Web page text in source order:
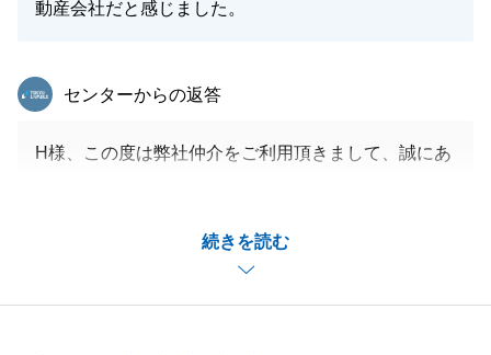
末筆ではございますが、この度のご成約、心よりお祝
閉じる
動産会社だと感じました。
続きを読む
東急リバブル
センターからの返答
H様、この度は弊社仲介をご利用頂きまして、誠にあ
を頂く箇所について、内容の意味合いをご説明させて
頂き、ご理解を頂いた上で手続きを進めて頂く様にご
提案をさせて頂いております。